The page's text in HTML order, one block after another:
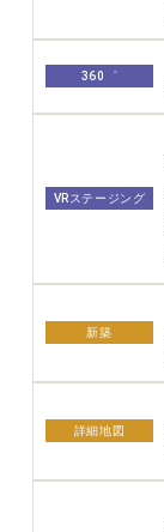
360゜
VRステージング
新築
詳細地図